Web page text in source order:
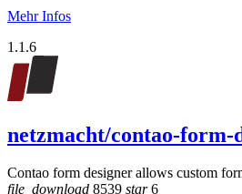
Mehr Infos
1.1.6
netzmacht/contao-form-
Contao form designer allows custom
file_download 8539 star6